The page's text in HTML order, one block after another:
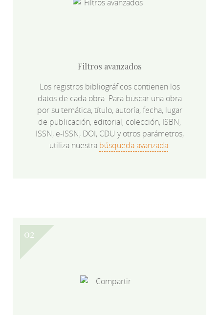
Filtros avanzados
Los registros bibliográficos contienen los
datos de cada obra. Para buscar una obra
por su temática, título, autoría, fecha, lugar
de publicación, editorial, colección, ISBN,
ISSN, e-ISSN, DOI, CDU y otros parámetros,
utiliza nuestra búsqueda avanzada.